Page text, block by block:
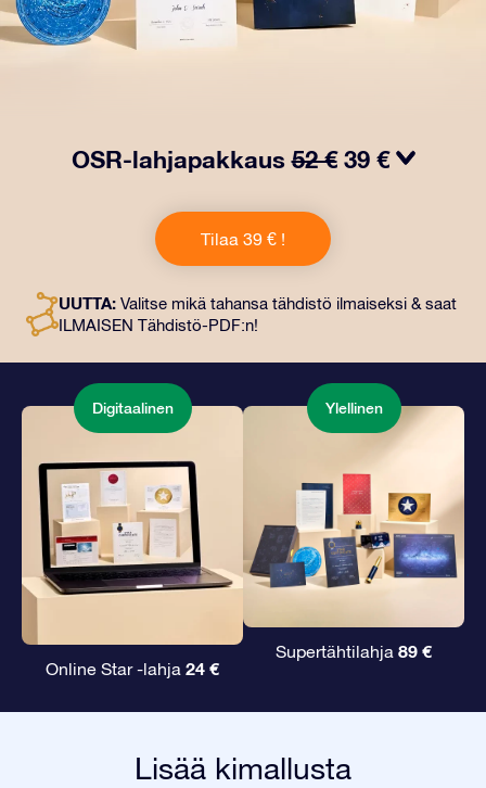
OSR-lahjapakkaus52 € 39 €
Tämä lahja sisältää kauniin kirjekuoren ja
henkilökohtaiset ​​asiakirjat, jotka lähetetään
valitsemaasi osoitteeseen. Saat myös digitaaliset
maaginen tapa antaa ikuinen lahja ystäville ja rakkaille.
Tilaa 39 € !
UUTTA: Valitse mikä tahansa tähdistö ilmaiseksi & saat
ILMAISEN Tähdistö-PDF:n!
Digitaalinen
Online Star -lahja 24 €
Ylellinen
Supertähtilahja 89 €
Lisää kimallusta